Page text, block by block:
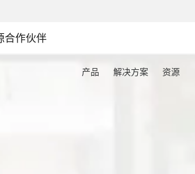
合作伙伴
产品 解决方案 资源